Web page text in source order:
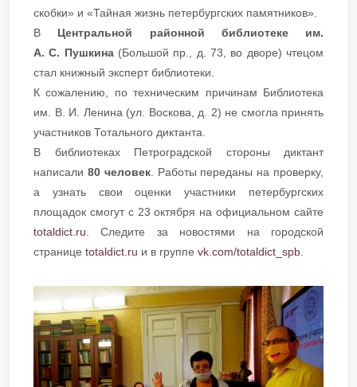
скобки» и «Тайная жизнь петербургских памятников».
В Центральной районной библиотеке им.
А. С. Пушкина(Большой пр., д. 73, во дворе) чтецом
стал книжный эксперт библиотеки.
К сожалению, по техническим причинам Библиотека
им. В. И. Ленина (ул. Воскова, д. 2) не смогла принять
участников Тотального диктанта.
В библиотеках Петроградской стороны диктант
написали 80 человек. Работы переданы на проверку,
а узнать свои оценки участники петербургских
площадок смогут с 23 октября на официальном сайте
totaldict.ru . Следите за новостями на городской
странице totaldict.ru и в группе vk.com/totaldict_spb